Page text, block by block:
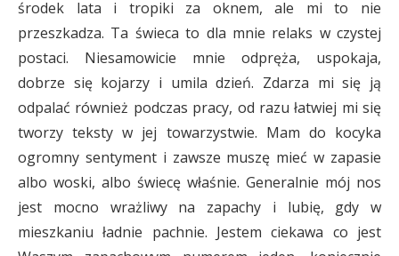
środek lata i tropiki za oknem, ale mi to nie
przeszkadza. Ta świeca to dla mnie relaks w czystej
postaci. Niesamowicie mnie odpręża, uspokaja,
dobrze się kojarzy i umila dzień. Zdarza mi się ją
odpalać również podczas pracy, od razu łatwiej mi się
tworzy teksty w jej towarzystwie. Mam do kocyka
ogromny sentyment i zawsze muszę mieć w zapasie
albo woski, albo świecę właśnie. Generalnie mój nos
jest mocno wrażliwy na zapachy i lubię, gdy w
mieszkaniu ładnie pachnie. Jestem ciekawa co jest